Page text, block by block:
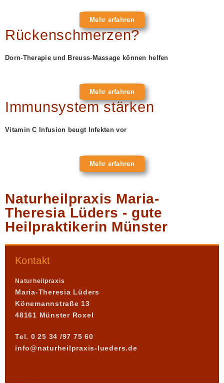
Mehr erfahren
Rückenschmerzen?
Dorn-Therapie und Breuss-Massage können helfen
Mehr erfahren
Immunsystem stärken
Vitamin C Infusion beugt Infekten vor
Mehr erfahren
Naturheilpraxis Maria-
Theresia Lüders - gute
Heilpraktikerin Münster
Kontakt
Naturheilpraxis
Maria-Theresia Lüders
Könemannstraße 13
48161 Münster Roxel
Tel. 0 25 34 /97 75 60
info@naturheilpraxis-lueders.de